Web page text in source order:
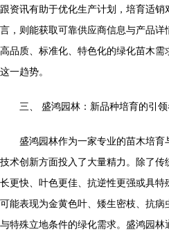
跟资讯有助于优化生产计划，培育适
言，则能获取可靠供应商信息与产品
高品质、标准化、特色化的绿化苗木
这一趋势。
三、 盛鸿园林：新品种培育的引
盛鸿园林作为一家专业的苗木培
技术创新方面投入了大量精力。除了
长更快、叶色更佳、抗逆性更强或具
可能表现为金黄色叶、矮生密枝、抗
与特殊立地条件的绿化需求。盛鸿园